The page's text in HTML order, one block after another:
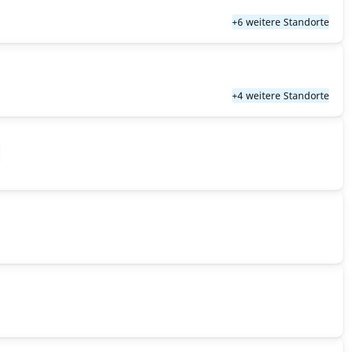
+6 weitere Standorte
+4 weitere Standorte